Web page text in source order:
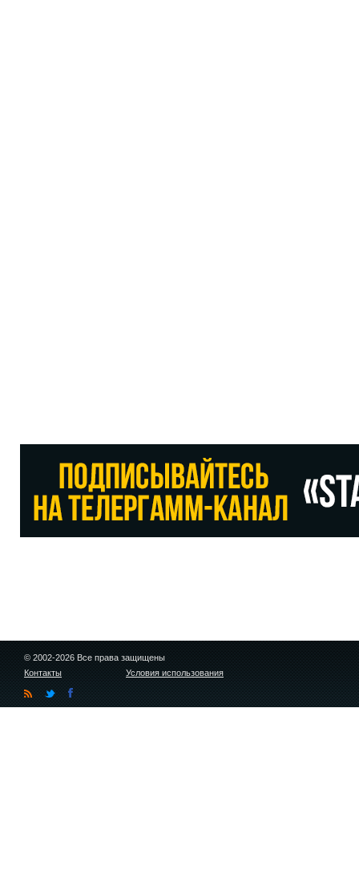
© 2002-2026 Все права защищены
Контакты
Условия использования